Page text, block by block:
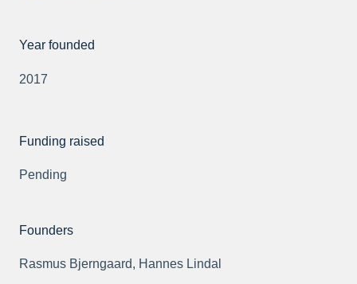
Year founded
2017
Funding raised
Pending
Founders
Rasmus Bjerngaard, Hannes Lindal